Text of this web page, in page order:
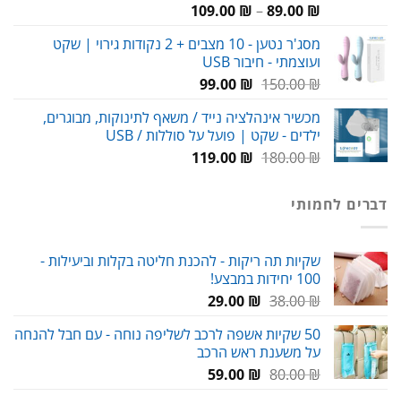
89.00 ₪
–
109.00 ₪
מסג'ר נטען - 10 מצבים + 2 נקודות גירוי | שקט
ועוצמתי - חיבור USB
150.00₪
המחיר
היה:
150.00 ₪.
99.00 ₪
המחיר
הוא:
99.00 ₪.
מכשיר אינהלציה נייד / משאף לתינוקות, מבוגרים,
ילדים - שקט | פועל על סוללות / USB
180.00₪
המחיר119.00 ₪
המחיר
דברים לחמותי
שקיות תה ריקות - להכנת חליטה בקלות וביעילות -
100 יחידות במבצע!
38.00₪
המחיר
היה:
38.00 ₪.
29.00 ₪
המחיר
הוא:
29.00 ₪.
50 שקיות אשפה לרכב לשליפה נוחה - עם חבל להנחה
על משענת ראש הרכב
80.00₪
המחיר59.00 ₪
המחיר